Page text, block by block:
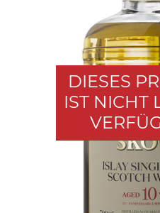
DIESES
IST NICHT